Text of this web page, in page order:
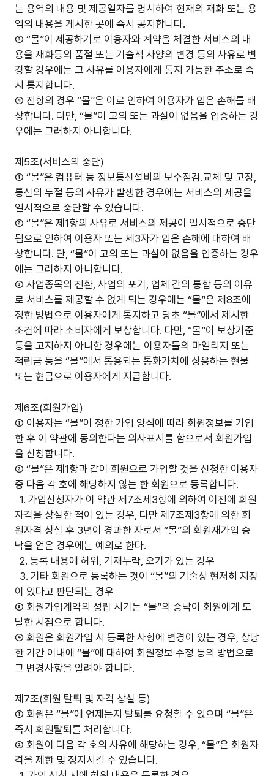
는 용역의 내용 및 제공일자를 명시하여 현재의 재화 또는 용
역의 내용을 게시한 곳에 즉시 공지합니다.
③ “몰”이 제공하기로 이용자와 계약을 체결한 서비스의 내
용을 재화등의 품절 또는 기술적 사양의 변경 등의 사유로 변
경할 경우에는 그 사유를 이용자에게 통지 가능한 주소로 즉
시 통지합니다.
④ 전항의 경우 “몰”은 이로 인하여 이용자가 입은 손해를 배
상합니다. 다만, “몰”이 고의 또는 과실이 없음을 입증하는 경
우에는 그러하지 아니합니다.
제5조(서비스의 중단)
① “몰”은 컴퓨터 등 정보통신설비의 보수점검.교체 및 고장,
통신의 두절 등의 사유가 발생한 경우에는 서비스의 제공을
일시적으로 중단할 수 있습니다.
② “몰”은 제1항의 사유로 서비스의 제공이 일시적으로 중단
됨으로 인하여 이용자 또는 제3자가 입은 손해에 대하여 배
상합니다. 단, “몰”이 고의 또는 과실이 없음을 입증하는 경우
에는 그러하지 아니합니다.
③ 사업종목의 전환, 사업의 포기, 업체 간의 통합 등의 이유
로 서비스를 제공할 수 없게 되는 경우에는 “몰”은 제8조에
정한 방법으로 이용자에게 통지하고 당초 “몰”에서 제시한
조건에 따라 소비자에게 보상합니다. 다만, “몰”이 보상기준
등을 고지하지 아니한 경우에는 이용자들의 마일리지 또는
적립금 등을 “몰”에서 통용되는 통화가치에 상응하는 현물
또는 현금으로 이용자에게 지급합니다.
제6조(회원가입)
① 이용자는 “몰”이 정한 가입 양식에 따라 회원정보를 기입
한 후 이 약관에 동의한다는 의사표시를 함으로서 회원가입
을 신청합니다.
② “몰”은 제1항과 같이 회원으로 가입할 것을 신청한 이용자
중 다음 각 호에 해당하지 않는 한 회원으로 등록합니다.
1. 가입신청자가 이 약관 제7조제3항에 의하여 이전에 회원
자격을 상실한 적이 있는 경우, 다만 제7조제3항에 의한 회
원자격 상실 후 3년이 경과한 자로서 “몰”의 회원재가입 승
낙을 얻은 경우에는 예외로 한다.
2. 등록 내용에 허위, 기재누락, 오기가 있는 경우
3. 기타 회원으로 등록하는 것이 “몰”의 기술상 현저히 지장
이 있다고 판단되는 경우
③ 회원가입계약의 성립 시기는 “몰”의 승낙이 회원에게 도
달한 시점으로 합니다.
④ 회원은 회원가입 시 등록한 사항에 변경이 있는 경우, 상당
한 기간 이내에 “몰”에 대하여 회원정보 수정 등의 방법으로
그 변경사항을 알려야 합니다.
제7조(회원 탈퇴 및 자격 상실 등)
① 회원은 “몰”에 언제든지 탈퇴를 요청할 수 있으며 “몰”은
즉시 회원탈퇴를 처리합니다.
② 회원이 다음 각 호의 사유에 해당하는 경우, “몰”은 회원자
격을 제한 및 정지시킬 수 있습니다.